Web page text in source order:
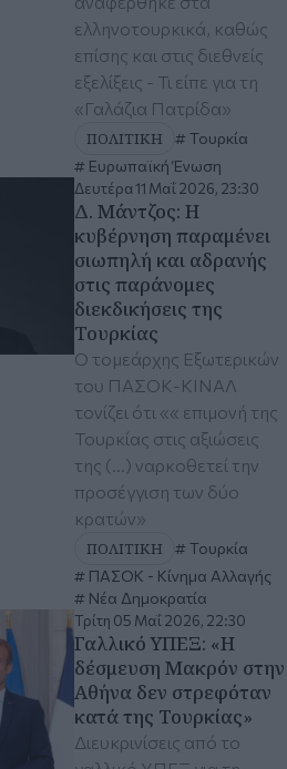
ελληνοτουρκικά, καθώς
επίσης και στις διεθνείς
εξελίξεις - Τι είπε για τη
«Γαλάζια Πατρίδα»
ΠΟΛΙΤΙΚΗ
Τουρκία
Ευρωπαϊκή Ένωση
Δευτέρα 11 Μαΐ 2026, 23:30
Δ. Μάντζος: Η
κυβέρνηση παραμένει
σιωπηλή και αδρανής
στις παράνομες
διεκδικήσεις της
Τουρκίας
Ο τομεάρχης Εξωτερικών
του ΠΑΣΟΚ-ΚΙΝΑΛ
τονίζει ότι «« επιμονή της
Τουρκίας στις αξιώσεις
της (...) ναρκοθετεί την
προσέγγιση των δύο
κρατών»
ΠΟΛΙΤΙΚΗ
Τουρκία
ΠΑΣΟΚ - Κίνημα Αλλαγής
Νέα Δημοκρατία
Τρίτη 05 Μαΐ 2026, 22:30
Γαλλικό ΥΠΕΞ: «Η
δέσμευση Μακρόν στην
Αθήνα δεν στρεφόταν
κατά της Τουρκίας»
Διευκρινίσεις από το